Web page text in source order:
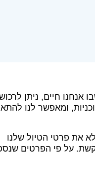
אנחנו חיים, ניתן
ומאפשר לנו
את פרטי הטיול שלנו
על פי הפרטים